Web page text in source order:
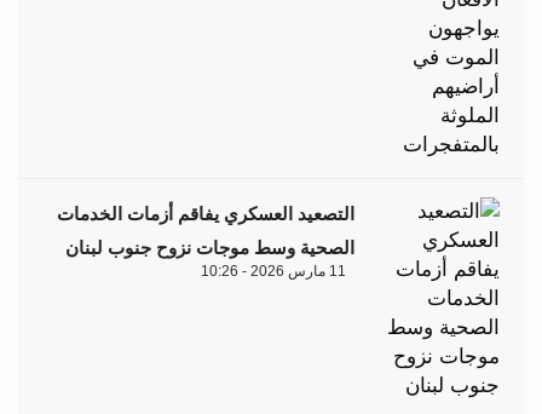
التصعيد العسكري يفاقم أزمات الخدمات
الصحية وسط موجات نزوح جنوب لبنان
11 مارس 2026 - 10:26